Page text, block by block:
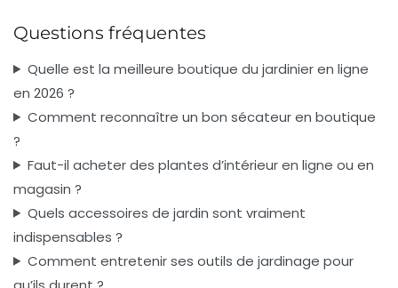
Questions fréquentes
Quelle est la meilleure boutique du jardinier en ligne
en 2026 ?
Comment reconnaître un bon sécateur en boutique
?
Faut-il acheter des plantes d’intérieur en ligne ou en
magasin ?
Quels accessoires de jardin sont vraiment
indispensables ?
Comment entretenir ses outils de jardinage pour